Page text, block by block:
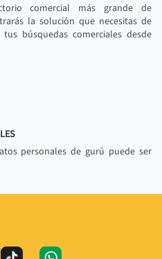
comercial más grande de
la solución que necesitas de
búsquedas comerciales desde
personales de gurú puede ser